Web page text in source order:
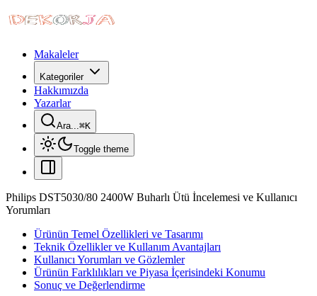
Makaleler
Kategoriler
Hakkımızda
Yazarlar
Ara...⌘K
Toggle theme
Philips DST5030/80 2400W Buharlı Ütü İncelemesi ve Kullanıcı
Yorumları
Ürünün Temel Özellikleri ve Tasarımı
Teknik Özellikler ve Kullanım Avantajları
Kullanıcı Yorumları ve Gözlemler
Ürünün Farklılıkları ve Piyasa İçerisindeki Konumu
Sonuç ve Değerlendirme